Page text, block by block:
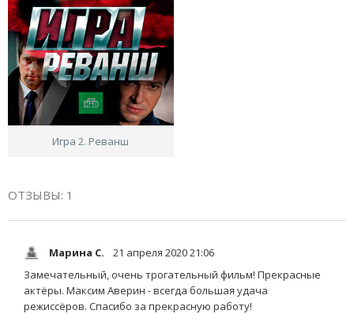
Игра 2. Реванш
ОТЗЫВЫ: 1
Марина С.
21 апреля 2020 21:06
Замечательный, очень трогательный фильм! Прекрасные
актёры. Максим Аверин - всегда большая удача
режиссёров. Спасибо за прекрасную работу!